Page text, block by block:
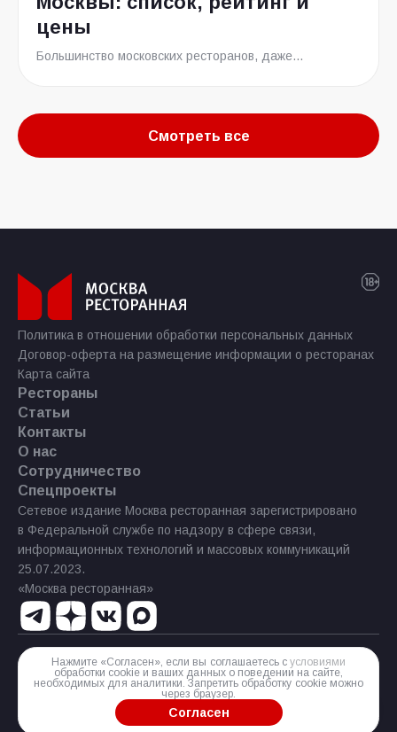
цены
Большинство московских ресторанов, даже...
Смотреть все
Политика в отношении обработки персональных данных
Договор-оферта на размещение информации о ресторанах
Карта сайта
Рестораны
Статьи
Контакты
О нас
Сотрудничество
Спецпроекты
Сетевое издание Москва ресторанная зарегистрировано
в Федеральной службе по надзору в сфере связи,
информационных технологий и массовых коммуникаций
25.07.2023.
«Москва ресторанная»
Реестровая запись Эл № ФС77−85 644 от 21 июля 2023 г.
Разработка сайта
Нажмите «Согласен», если вы соглашаетесь с условиями
обработки cookie и ваших данных о поведении на сайте,
необходимых для аналитики. Запретить обработку cookie можно
через браузер.
Согласен